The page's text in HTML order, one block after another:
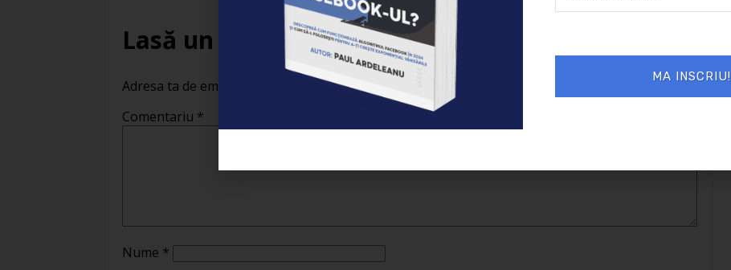
Lasă un răspuns
Adresa ta de email nu va fi publicată.Câmpurile obligatorii sunt marcate cu
Comentariu *
Nume *
MA INSCRIU!